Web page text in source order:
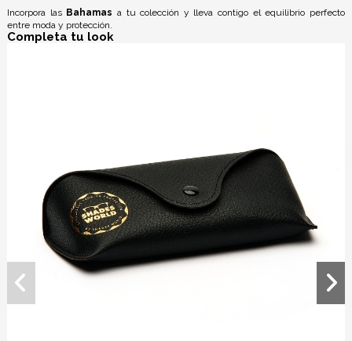
Incorpora las Bahamas a tu colección y lleva contigo el equilibrio perfecto
entre moda y protección.
Completa tu look